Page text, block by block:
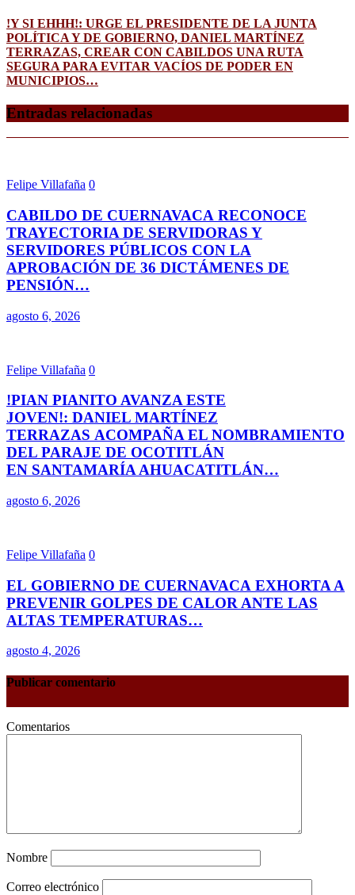
!Y SI EHHH!: URGE EL PRESIDENTE DE LA JUNTA
POLÍTICA Y DE GOBIERNO, DANIEL MARTÍNEZ
TERRAZAS, CREAR CON CABILDOS UNA RUTA
SEGURA PARA EVITAR VACÍOS DE PODER EN
MUNICIPIOS…
Entradas relacionadas
Felipe Villafaña 0
CABILDO DE CUERNAVACA RECONOCE
TRAYECTORIA DE SERVIDORAS Y
SERVIDORES PÚBLICOS CON LA
APROBACIÓN DE 36 DICTÁMENES DE
PENSIÓN…
agosto 6, 2026
Felipe Villafaña 0
!PIAN PIANITO AVANZA ESTE
JOVEN!: DANIEL MARTÍNEZ
TERRAZAS ACOMPAÑA EL NOMBRAMIENTO
DEL PARAJE DE OCOTITLÁN
EN SANTAMARÍA AHUACATITLÁN…
agosto 6, 2026
Felipe Villafaña 0
EL GOBIERNO DE CUERNAVACA EXHORTA A
PREVENIR GOLPES DE CALOR ANTE LAS
ALTAS TEMPERATURAS…
agosto 4, 2026
Publicar comentario
Comentarios
Nombre
Correo electrónico